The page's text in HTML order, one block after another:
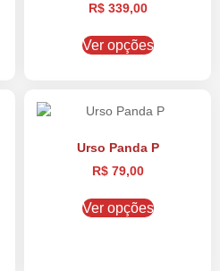
R$339,00
Ver opções
Urso Panda P
R$79,00
Ver opções